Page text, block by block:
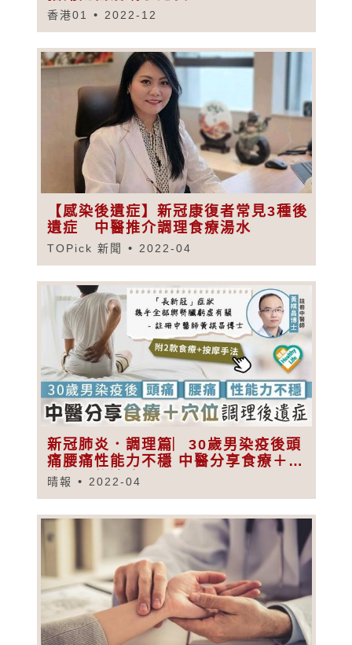
香港01 2022-12
【感染後遺症】新冠康復者常見3種後
遺症 中醫推介調理食療湯水
TOPick 新聞 2022-04
新冠肺炎．調理篇︳30歲男染疫後頭
痛腰痛性能力不穩 中醫分享食療＋穴
位調理後遺症
晴報 2022-04